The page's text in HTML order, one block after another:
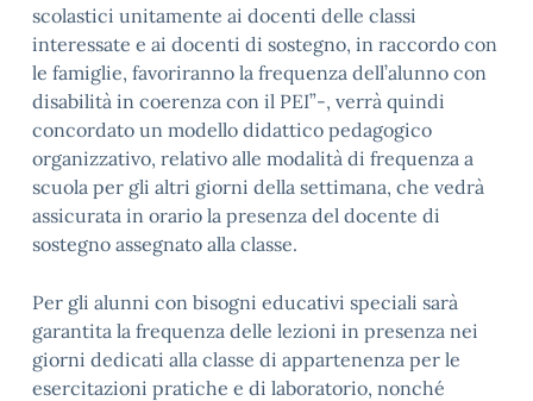
scolastici unitamente ai docenti delle classi
interessate e ai docenti di sostegno, in raccordo con
le famiglie, favoriranno la frequenza dell’alunno con
disabilità in coerenza con il PEI”-, verrà quindi
concordato un modello didattico pedagogico
organizzativo, relativo alle modalità di frequenza a
scuola per gli altri giorni della settimana, che vedrà
assicurata in orario la presenza del docente di
sostegno assegnato alla classe.
Per gli alunni con bisogni educativi speciali sarà
garantita la frequenza delle lezioni in presenza nei
giorni dedicati alla classe di appartenenza per le
esercitazioni pratiche e di laboratorio, nonché